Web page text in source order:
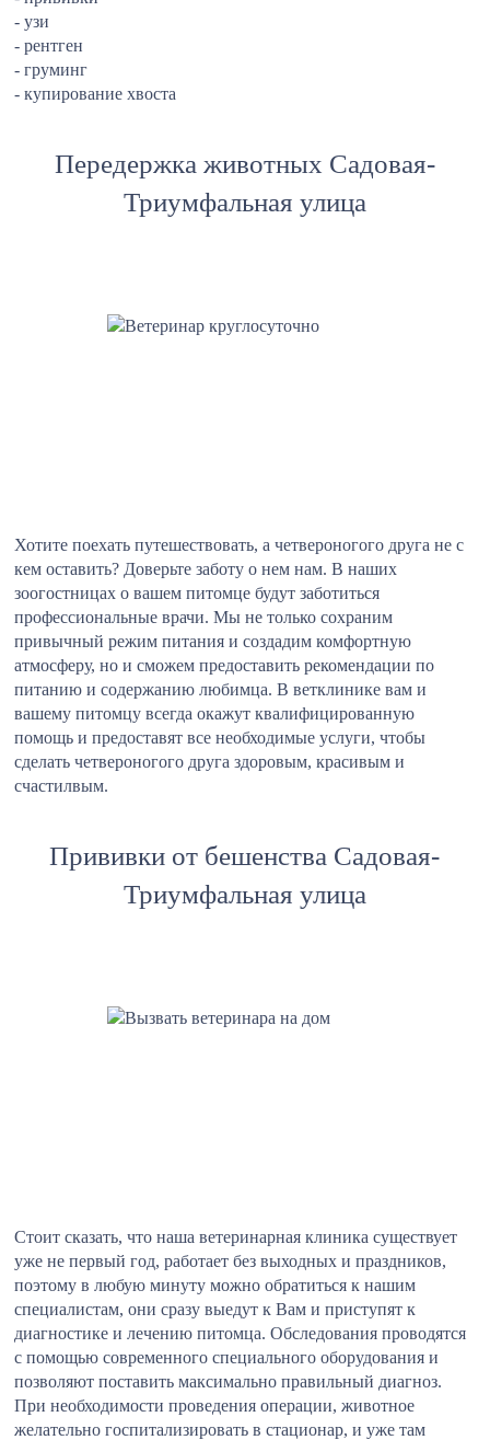
- узи
- рентген
- груминг
- купирование хвоста
Передержка животных Садовая-
Триумфальная улица
Хотите поехать путешествовать, а четвероногого друга не с
кем оставить? Доверьте заботу о нем нам. В наших
зоогостницах о вашем питомце будут заботиться
профессиональные врачи. Мы не только сохраним
привычный режим питания и создадим комфортную
атмосферу, но и сможем предоставить рекомендации по
питанию и содержанию любимца. В ветклинике вам и
вашему питомцу всегда окажут квалифицированную
помощь и предоставят все необходимые услуги, чтобы
сделать четвероногого друга здоровым, красивым и
счастилвым.
Прививки от бешенства Садовая-
Триумфальная улица
Стоит сказать, что наша ветеринарная клиника существует
уже не первый год, работает без выходных и праздников,
поэтому в любую минуту можно обратиться к нашим
специалистам, они сразу выедут к Вам и приступят к
диагностике и лечению питомца. Обследования проводятся
с помощью современного специального оборудования и
позволяют поставить максимально правильный диагноз.
При необходимости проведения операции, животное
желательно госпитализировать в стационар, и уже там